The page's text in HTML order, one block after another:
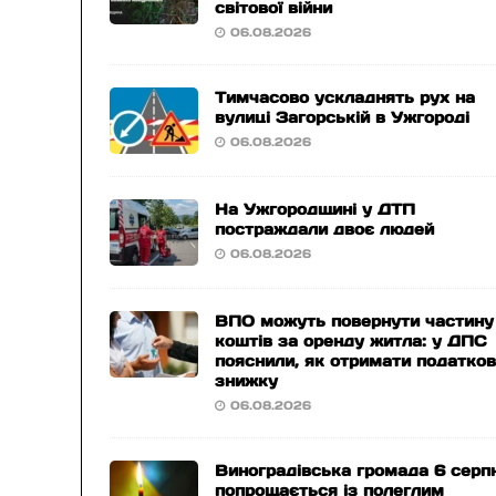
світової війни
06.08.2026
Тимчасово ускладнять рух на
вулиці Загорській в Ужгороді
06.08.2026
На Ужгородщині у ДТП
постраждали двоє людей
06.08.2026
ВПО можуть повернути частину
коштів за оренду житла: у ДПС
пояснили, як отримати
знижку
06.08.2026
Виноградівська громада 6
попрощається із полеглим